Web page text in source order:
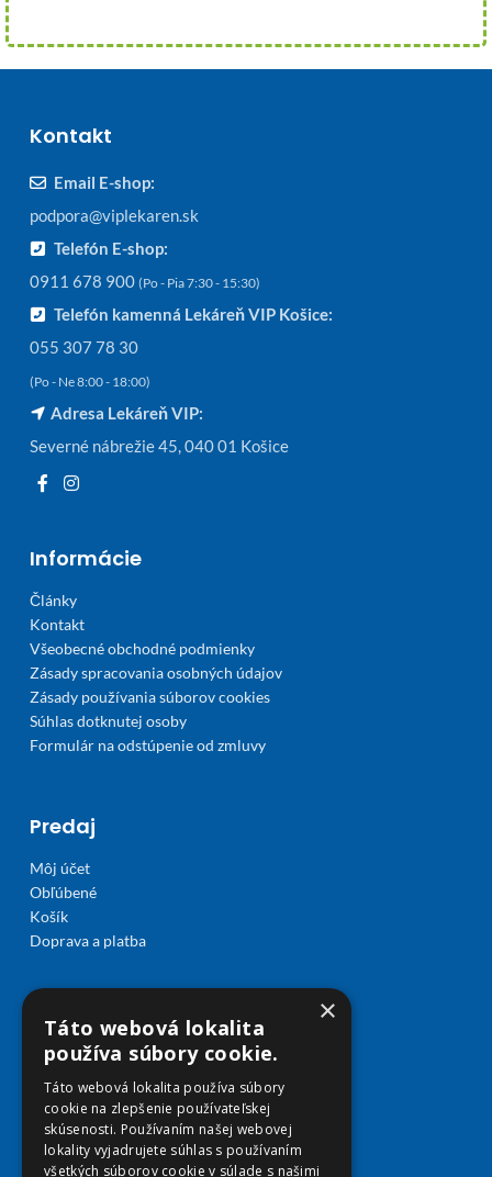
Kontakt
Email E-shop:
podpora@viplekaren.sk
Telefón E-shop:
0911 678 900 (Po - Pia 7:30 - 15:30)
Telefón kamenná Lekáreň VIP Košice:
055 307 78 30
(Po - Ne 8:00 - 18:00)
Adresa Lekáreň VIP:
Severné nábrežie 45, 040 01 Košice
Informácie
Články
Kontakt
Všeobecné obchodné podmienky
Zásady spracovania osobných údajov
Zásady používania súborov cookies
Súhlas dotknutej osoby
Formulár na odstúpenie od zmluvy
Predaj
Môj účet
Obľúbené
Košík
Doprava a platba
×
Táto webová lokalita
používa súbory cookie.
Táto webová lokalita používa súbory
cookie na zlepšenie používateľskej
skúsenosti. Používaním našej webovej
lokality vyjadrujete súhlas s používaním
všetkých súborov cookie v súlade s našimi